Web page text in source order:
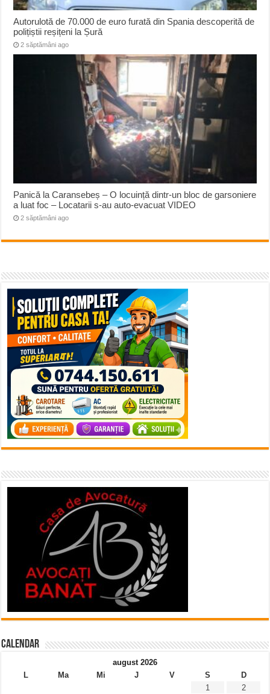
Autorulotă de 70.000 de euro furată din Spania descoperită de
polițiștii reșițeni la Șură
2 săptămâni ago
Panică la Caransebeș – O locuință dintr-un bloc de garsoniere
a luat foc – Locatarii s-au auto-evacuat VIDEO
2 săptămâni ago
Calendar
august 2026
L
Ma Mi J V S
D
1
2